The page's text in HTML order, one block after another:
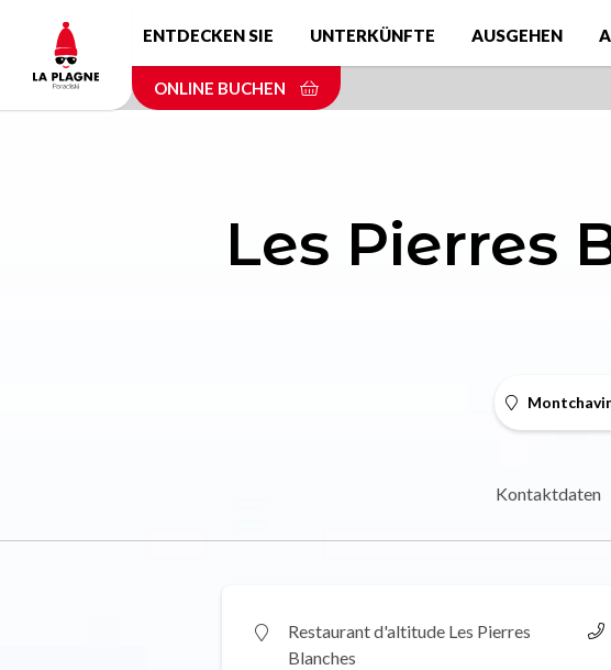
content
ENTDECKEN SIE UNTERKÜNFTE AUSGEHEN
ONLINE BUCHEN
Les Pierres
Kontaktdaten
Restaurant d'altitude Les Pierres
Blanches